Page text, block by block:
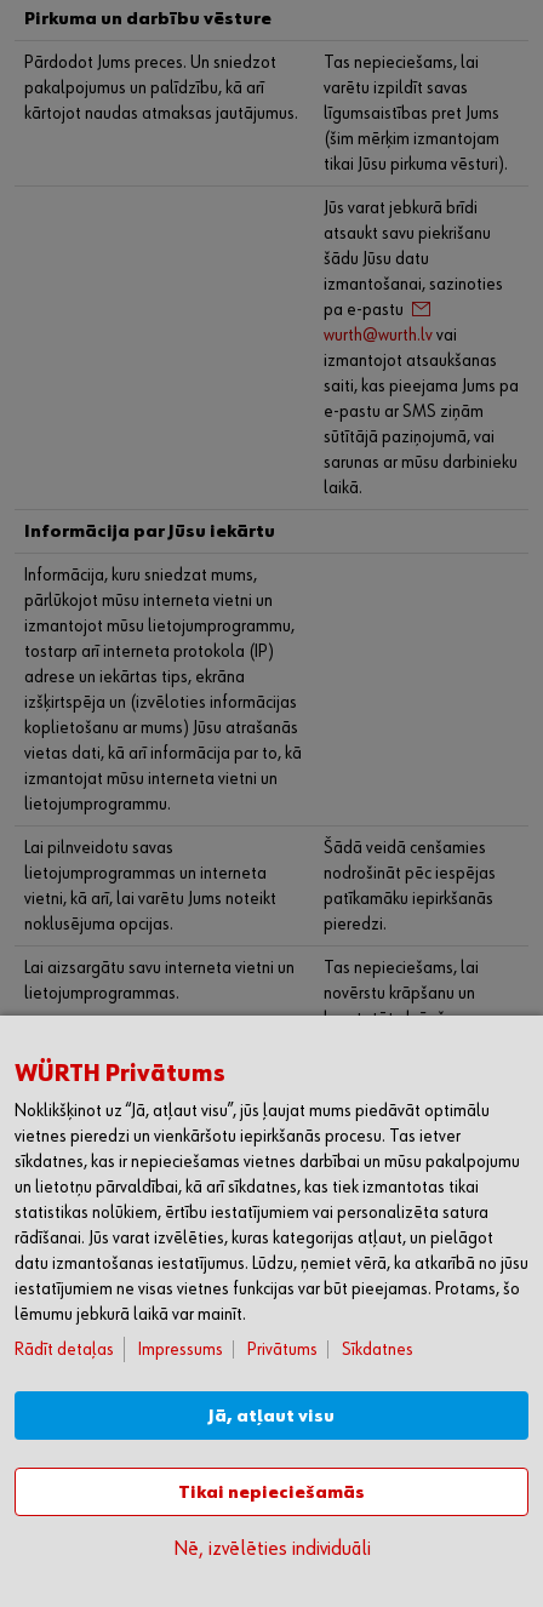
Pirkuma un darbību vēsture
Pārdodot Jums preces. Un sniedzot
pakalpojumus un palīdzību, kā arī
kārtojot naudas atmaksas jautājumus.
Tas nepieciešams, lai
varētu izpildīt savas
līgumsaistības pret Jums
(šim mērķim izmantojam
tikai Jūsu pirkuma vēsturi).
Jūs varat jebkurā brīdi
atsaukt savu piekrišanu
šādu Jūsu datu
izmantošanai, sazinoties
pa e-pastu
wurth@wurth.lvvai
izmantojot atsaukšanas
saiti, kas pieejama Jums pa
e-pastu ar SMS ziņām
sūtītājā paziņojumā, vai
sarunas ar mūsu darbinieku
laikā.
Informācija par Jūsu iekārtu
Informācija, kuru sniedzat mums,
pārlūkojot mūsu interneta vietni un
izmantojot mūsu lietojumprogrammu,
tostarp arī interneta protokola (IP)
adrese un iekārtas tips, ekrāna
izšķirtspēja un (izvēloties informācijas
koplietošanu ar mums) Jūsu atrašanās
vietas dati, kā arī informācija par to, kā
izmantojat mūsu interneta vietni un
lietojumprogrammu.
Lai pilnveidotu savas
lietojumprogrammas un interneta
vietni, kā arī, lai varētu Jums noteikt
noklusējuma opcijas.
Šādā veidā cenšamies
nodrošināt pēc iespējas
patīkamāku iepirkšanās
pieredzi.
Lai aizsargātu savu interneta vietni un
lietojumprogrammas.
Tas nepieciešams, lai
novērstu krāpšanu un
konstatētu krāpšanas
Jūsu personas datu apstrāde
sociālo tīklu kontos
Komunicējot ar Jums, organizējot
konkursus un spēles mūsu sociālo tīklu
Facebook kontā
www.facebook.com/wurthlatvia/,
Instagram kontā
www.instagram.com/wurth_latvia/
YouTube kanālā
www.youtube.com/@wurthlatvia5570/
Apstrādāsim Jūsu sniegtos
personas datus,
pamatojoties uz likumīgām
interesēm – lai informētu
par notiekošiem
sociālo lapu
statistiskās informācijas
pamata pielāgotu mūsu
citas kontos īstenojamās
aktivitātes konta
apmeklētāju vajadzībām.
WÜRTH Privātums
Noklikšķinot uz “Jā, atļaut visu”, jūs ļaujat mums piedāvāt optimālu
vietnes pieredzi un vienkāršotu iepirkšanās procesu. Tas ietver
sīkdatnes, kas ir nepieciešamas vietnes darbībai un mūsu pakalpojumu
un lietotņu pārvaldībai, kā arī sīkdatnes, kas tiek izmantotas tikai
statistikas nolūkiem, ērtību iestatījumiem vai personalizēta satura
rādīšanai. Jūs varat izvēlēties, kuras kategorijas atļaut, un pielāgot
datu izmantošanas iestatījumus. Lūdzu, ņemiet vērā, ka atkarībā no jūsu
iestatījumiem ne visas vietnes funkcijas var būt pieejamas. Protams, šo
lēmumu jebkurā laikā var mainīt.
Rādīt detaļas
Impressums Privātums Sīkdatnes
Jā, atļaut visu
Tikai nepieciešamās
Nē, izvēlēties individuāli